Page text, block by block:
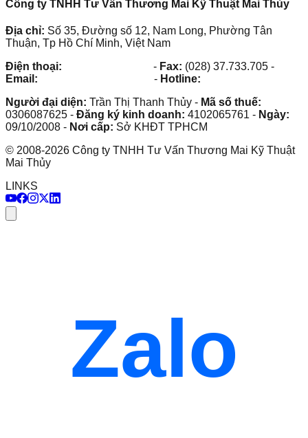
Công ty TNHH Tư Vấn Thương Mai Kỹ Thuật Mai Thủy
Địa chỉ: Số 35, Đường số 12, Nam Long, Phường Tân
Thuận, Tp Hồ Chí Minh, Việt Nam
Điện thoại:
- Fax: (028) 37.733.705 -
Email:
- Hotline:
Người đại diện: Trần Thị Thanh Thủy - Mã số thuế:
0306087625 - Đăng ký kinh doanh: 4102065761 - Ngày:
09/10/2008 - Nơi cấp: Sở KHĐT TPHCM
© 2008-2026 Công ty TNHH Tư Vấn Thương Mai Kỹ Thuật
Mai Thủy
LINKS
Zalo